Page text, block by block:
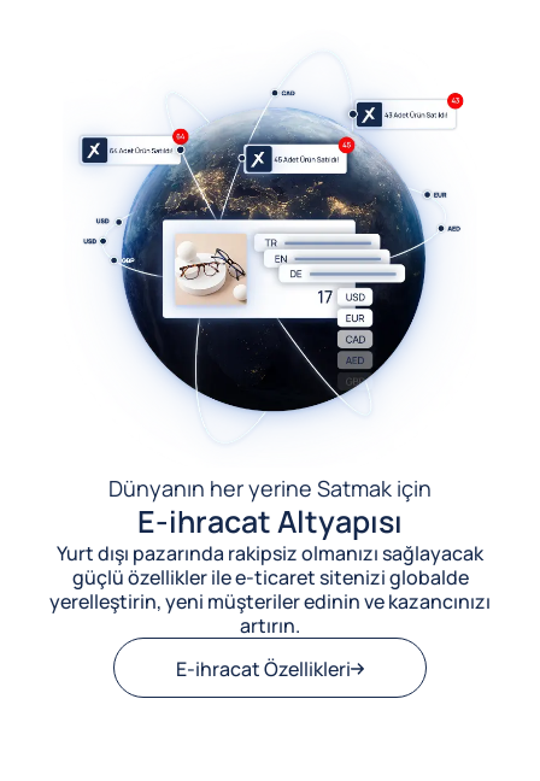
Dünyanın her yerine Satmak için
E-ihracat Altyapısı
Yurt dışı pazarında rakipsiz olmanızı sağlayacak
güçlü özellikler ile e-ticaret sitenizi globalde
yerelleştirin, yeni müşteriler edinin ve kazancınızı
artırın.
E-ihracat Özellikleri